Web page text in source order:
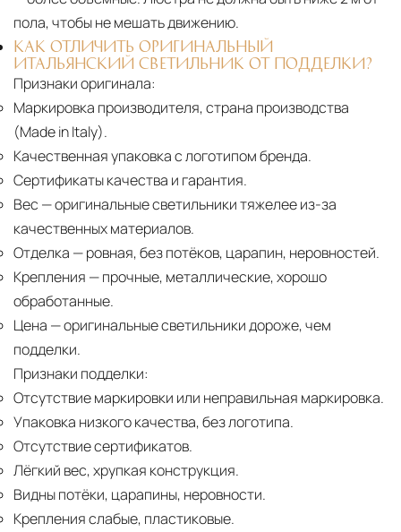
пола, чтобы не мешать движению.
КАК ОТЛИЧИТЬ ОРИГИНАЛЬНЫЙ
ИТАЛЬЯНСКИЙ СВЕТИЛЬНИК ОТ ПОДДЕЛКИ?
Признаки оригинала:
Маркировка производителя, страна производства
(Made in Italy).
Качественная упаковка с логотипом бренда.
Сертификаты качества и гарантия.
Вес — оригинальные светильники тяжелее из-за
качественных материалов.
Отделка — ровная, без потёков, царапин, неровностей.
Крепления — прочные, металлические, хорошо
обработанные.
Цена — оригинальные светильники дороже, чем
подделки.
Признаки подделки:
Отсутствие маркировки или неправильная маркировка.
Упаковка низкого качества, без логотипа.
Отсутствие сертификатов.
Лёгкий вес, хрупкая конструкция.
Видны потёки, царапины, неровности.
Крепления слабые, пластиковые.